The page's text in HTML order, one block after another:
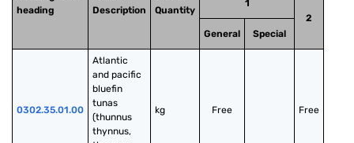
heading
Description
Quantity
1
2
General
Special
0302.35.01.00
Atlantic
and pacific
bluefin
tunas
(thunnus
thynnus,
kg Free Free